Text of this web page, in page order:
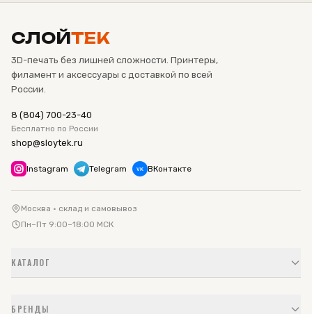
СЛОЙТЕК
3D-печать без лишней сложности. Принтеры,
филамент и аксессуары с доставкой по всей
России.
8 (804) 700-23-40
Бесплатно по России
shop@sloytek.ru
Instagram Telegram VK ВКонтакте
Москва · склад и самовывоз
Пн–Пт 9:00–18:00 МСК
КАТАЛОГ
БРЕНДЫ